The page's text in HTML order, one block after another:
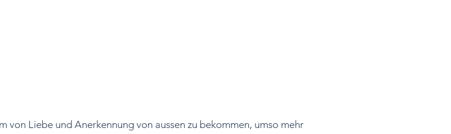
von Liebe und Anerkennung von aussen zu bekommen, umso mehr